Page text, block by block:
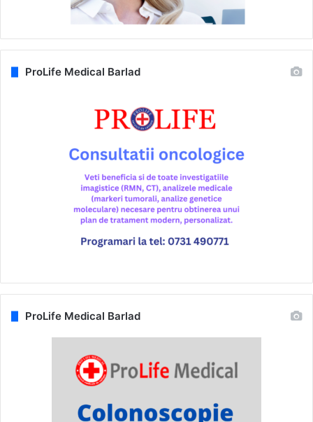
ProLife Medical Barlad
ProLife Medical Barlad